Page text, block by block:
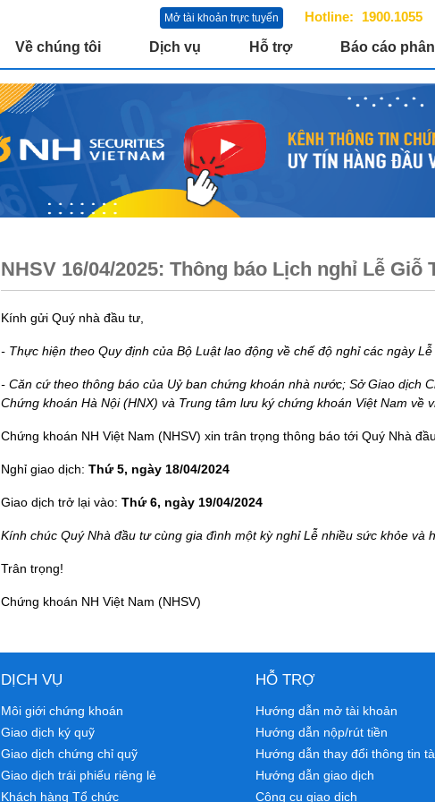
Mở tài khoản trực tuyến Hotline:
1900.1055
Về chúng tôi
Dịch vụ Hỗ trợ Báo cáo
NHSV 16/04/2025: Thông báo Lịch nghỉ Lễ Giỗ
Kính gửi Quý nhà đầu tư,
- Thực hiện theo Quy định của Bộ Luật lao động về chế độ nghỉ các ngày
- Căn cứ theo thông báo của Uỷ ban chứng khoán nhà nước; Sở Giao dịch
Chứng khoán Hà Nội (HNX) và Trung tâm lưu ký chứng khoán Việt Nam về
Chứng khoán NH Việt Nam (NHSV) xin trân trọng thông báo tới Quý Nhà
Nghỉ giao dịch: Thứ 5, ngày 18/04/2024
Giao dịch trở lại vào: Thứ 6, ngày 19/04/2024
Kính chúc Quý Nhà đầu tư cùng gia đình một kỳ nghỉ Lễ nhiều sức khỏe và
Trân trọng!
Chứng khoán NH Việt Nam (NHSV)
DỊCH VỤ
Môi giới chứng khoán
Giao dịch ký quỹ
Giao dịch chứng chỉ quỹ
Giao dịch trái phiếu riêng lẻ
Khách hàng Tổ chức
HỖ TRỢ
Hướng dẫn mở tài khoản
Hướng dẫn nộp/rút tiền
Hướng dẫn thay đổi thông tin
Hướng dẫn giao dịch
Công cụ giao dịch